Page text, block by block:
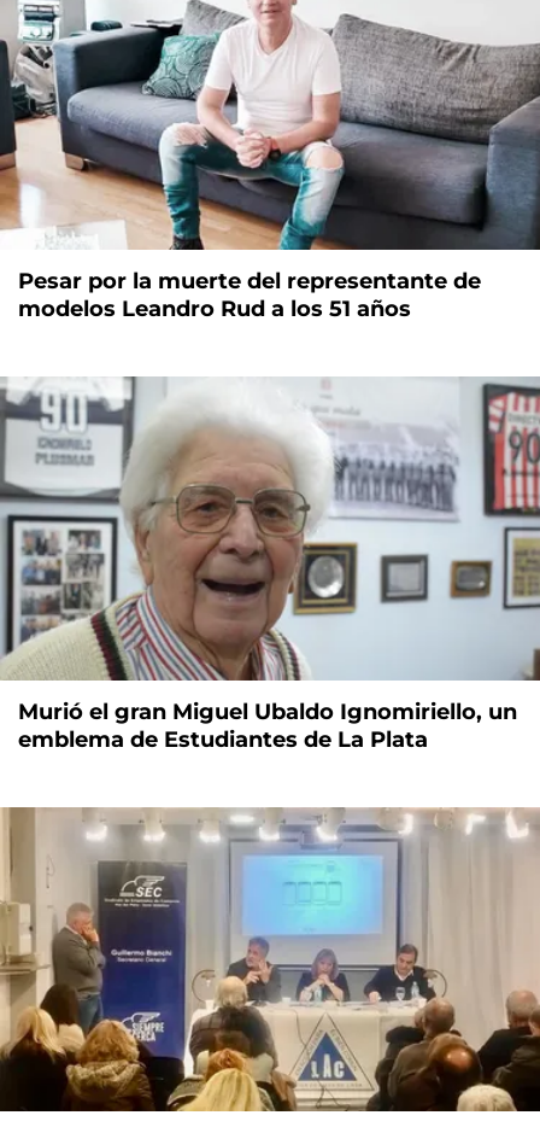
Pesar por la muerte del representante de
modelos Leandro Rud a los 51 años
Murió el gran Miguel Ubaldo Ignomiriello, un
emblema de Estudiantes de La Plata